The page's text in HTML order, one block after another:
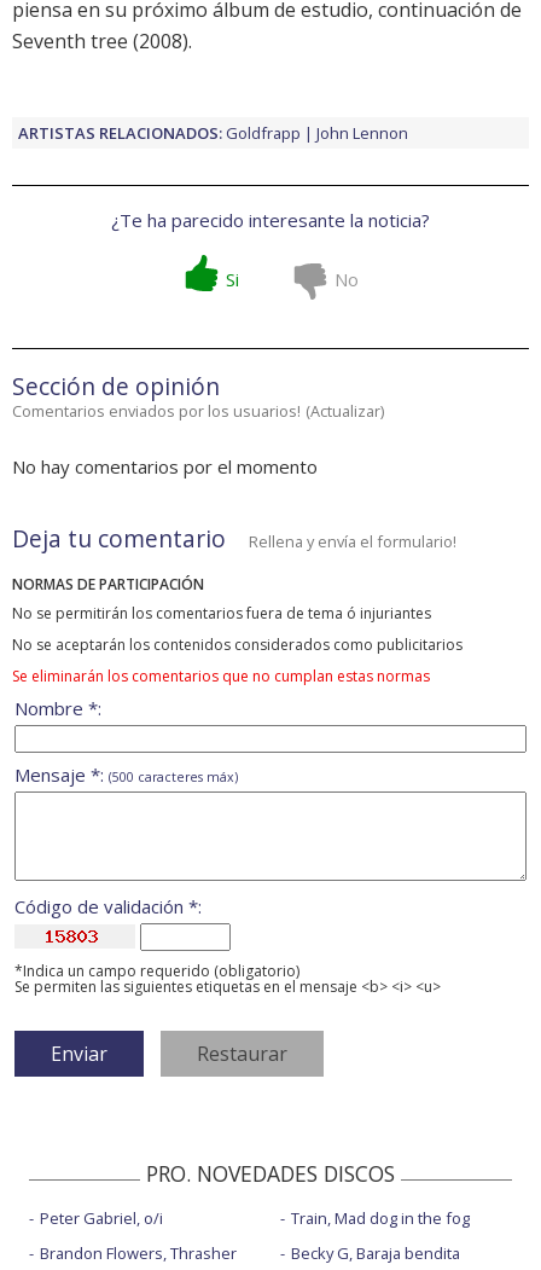
piensa en su próximo álbum de estudio, continuación de
Seventh tree (2008).
ARTISTAS RELACIONADOS: Goldfrapp John Lennon
¿Te ha parecido interesante la noticia?
Si No
Sección de opinión
Comentarios enviados por los usuarios! (Actualizar)
No hay comentarios por el momento
Deja tu comentario Rellena y envía el formulario!
NORMAS DE PARTICIPACIÓN
No se permitirán los comentarios fuera de tema ó injuriantes
No se aceptarán los contenidos considerados como publicitarios
Se eliminarán los comentarios que no cumplan estas normas
Nombre *:
Mensaje *: (500 caracteres máx)
Código de validación *:
*Indica un campo requerido (obligatorio)
Se permiten las siguientes etiquetas en el mensaje <b> <i> <u>
PRO. NOVEDADES DISCOS
Peter Gabriel, o/i
Brandon Flowers, Thrasher
Train, Mad dog in the fog
Becky G, Baraja bendita